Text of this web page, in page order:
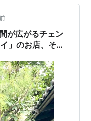
。 タイ語メイン 普
語メインなのが当
が広がるチェン
」のお店、その